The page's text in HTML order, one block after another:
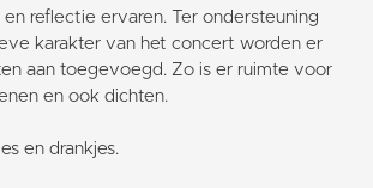
en reflectie ervaren. Ter ondersteuning
karakter van het concert worden er
aan toegevoegd. Zo is er ruimte voor
en ook dichten.
en drankjes.